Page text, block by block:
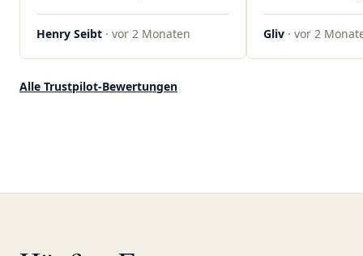
Blüten ist auch immer auf einem
hohen Niveau, die Auswahl ist
ordentlich gelagert, ich hatte nur
Henry Seibt · vor 2 Monaten
war
professionell.
Gliv · vor 2
Alle Trustpilot-Bewertungen